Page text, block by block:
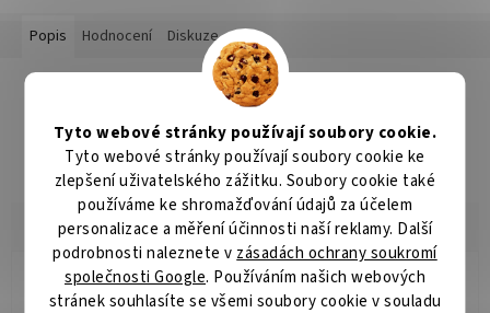
Tyto webové stránky používají soubory cookie.
Tyto webové stránky používají soubory cookie ke
zlepšení uživatelského zážitku. Soubory cookie také
používáme ke shromažďování údajů za účelem
personalizace a měření účinnosti naší reklamy. Další
podrobnosti naleznete v zásadách ochrany soukromí
společnosti Google. Používáním našich webových
stránek souhlasíte se všemi soubory cookie v souladu
Popis Hodnocení Diskuze
Detailní popis produktu
Popis produktu není dostupný
Radomír Hurník